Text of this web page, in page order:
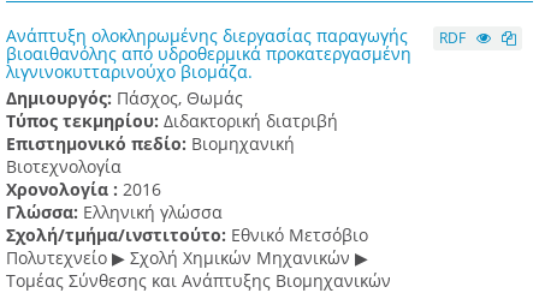
Ανάπτυξη ολοκληρωμένης διεργασίας παραγωγής
βιοαιθανόλης από υδροθερμικά προκατεργασμένη
λιγνινοκυτταρινούχο βιομάζα.
Δημιουργός: Πάσχος, Θωμάς
Τύπος τεκμηρίου: Διδακτορική διατριβή
Επιστημονικό πεδίο: Βιομηχανική
Βιοτεχνολογία
Χρονολογία : 2016
Γλώσσα: Ελληνική γλώσσα
Σχολή/τμήμα/ινστιτούτο: Εθνικό Μετσόβιο
Πολυτεχνείο ▶ Σχολή Χημικών Μηχανικών ▶
Τομέας Σύνθεσης και Ανάπτυξης Βιομηχανικών
RDF